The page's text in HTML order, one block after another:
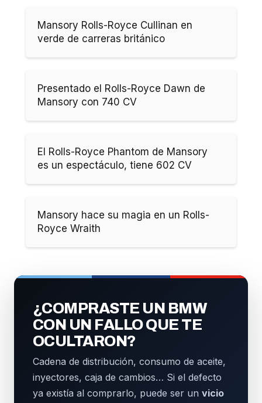
Mansory Rolls-Royce Cullinan en
verde de carreras británico
Presentado el Rolls-Royce Dawn de
Mansory con 740 CV
El Rolls-Royce Phantom de Mansory
es un espectáculo, tiene 602 CV
Mansory hace su magia en un Rolls-
Royce Wraith
¿COMPRASTE UN BMW
CON UN FALLO QUE TE
OCULTARON?
Cadena de distribución, consumo de aceite,
inyectores, caja de cambios… Si el defecto
ya existía al comprarlo, puede ser un vicio